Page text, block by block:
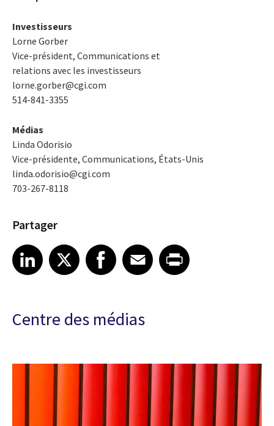
Investisseurs
Lorne Gorber
Vice-président, Communications et
relations avec les investisseurs
lorne.gorber@cgi.com
514-841-3355
Médias
Linda Odorisio
Vice-présidente, Communications, États-Unis
linda.odorisio@cgi.com
703-267-8118
Partager
Share article on LinkedIn
LinkedIn
Share article on XShare article on Facebook
Facebook
Share article on Email
EmailShare article on Print
Centre des médias